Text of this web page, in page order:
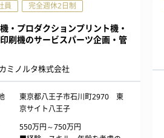
員 完全週休2日制
・プロダクションプリント機・
刷機のサービスパーツ企画・管
ミノルタ株式会社
東京都八王子市石川町2970 東
京サイト八王子
550万円～750万円